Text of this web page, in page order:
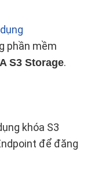
phần mềm
S3 Storage.
khóa S3
để đăng